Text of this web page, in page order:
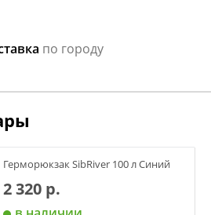
по городу
Герморюкзак SibRiver 100 л Синий
2 320 р.